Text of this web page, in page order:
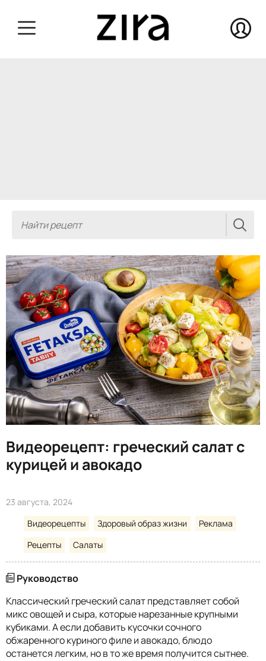
Видеорецепт: греческий салат с
курицей и авокадо
23 августа, 2024
Видеорецепты
Здоровый образ жизни
Реклама
Рецепты
Салаты
Руководство
Классический греческий салат представляет собой
микс овощей и сыра, которые нарезанные крупными
кубиками. А если добавить кусочки сочного
обжаренного куриного филе и авокадо, блюдо
останется легким, но в то же время получится сытнее.